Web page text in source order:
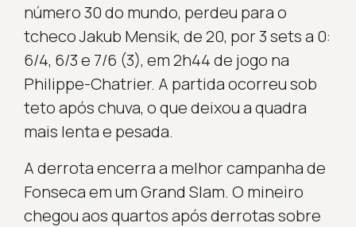
número 30 do mundo, perdeu para o
tcheco Jakub Mensik, de 20, por 3 sets a 0:
6/4, 6/3 e 7/6 (3), em 2h44 de jogo na
Philippe-Chatrier. A partida ocorreu sob
teto após chuva, o que deixou a quadra
mais lenta e pesada.
A derrota encerra a melhor campanha de
Fonseca em um Grand Slam. O mineiro
chegou aos quartos após derrotas sobre